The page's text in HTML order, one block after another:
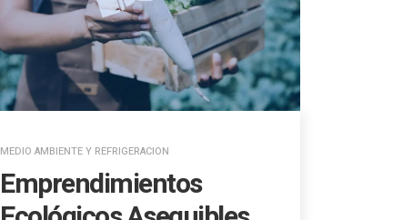
MEDIO AMBIENTE Y REFRIGERACION
Emprendimientos